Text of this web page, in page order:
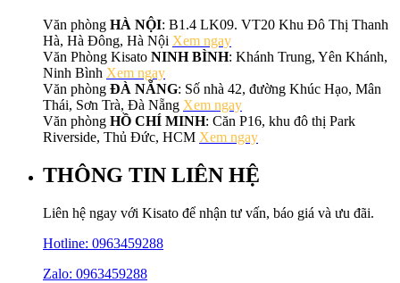
Văn phòng HÀ NỘI: B1.4 LK09. VT20 Khu Đô Thị Thanh
Hà, Hà Đông, Hà Nội Xem ngay
Văn Phòng Kisato NINH BÌNH: Khánh Trung, Yên Khánh,
Ninh Bình Xem ngay
Văn phòng ĐÀ NẴNG: Số nhà 42, đường Khúc Hạo, Mân
Thái, Sơn Trà, Đà Nẵng Xem ngay
Văn phòng HỒ CHÍ MINH: Căn P16, khu đô thị Park
Riverside, Thủ Đức, HCM Xem ngay
THÔNG TIN LIÊN HỆ
Liên hệ ngay với Kisato để nhận tư vấn, báo giá và ưu đãi.
Hotline: 0963459288
Zalo: 0963459288